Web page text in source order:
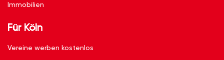
Immobilien
Für Köln
Vereine werben kostenlos